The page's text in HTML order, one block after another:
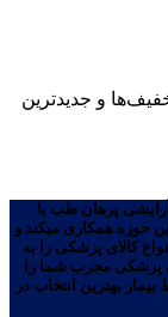
و جدیدترین
پرهان طب با
حوزه همکاری میکند و
کالای پزشکی را به
پزشکی مجرب شما را
بهترین انتخاب در